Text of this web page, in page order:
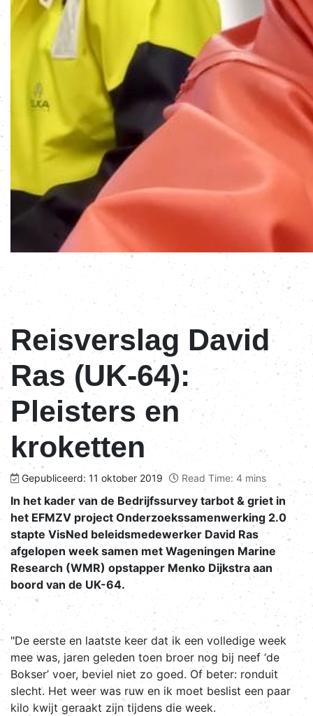
Reisverslag David
Ras (UK-64):
Pleisters en
kroketten
Gepubliceerd: 11 oktober 2019 Read Time: 4 mins
In het kader van de Bedrijfssurvey tarbot & griet in
het EFMZV project Onderzoekssamenwerking 2.0
stapte VisNed beleidsmedewerker David Ras
afgelopen week samen met Wageningen Marine
Research (WMR) opstapper Menko Dijkstra aan
boord van de UK-64.
"De eerste en laatste keer dat ik een volledige week
mee was, jaren geleden toen broer nog bij neef ‘de
Bokser’ voer, beviel niet zo goed. Of beter: ronduit
slecht. Het weer was ruw en ik moet beslist een paar
kilo kwijt geraakt zijn tijdens die week.